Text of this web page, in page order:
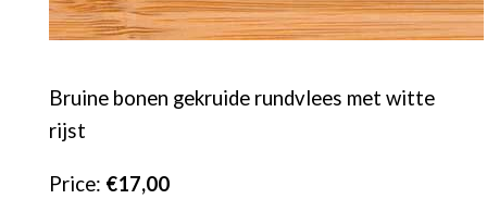
Bruine bonen gekruide rundvlees met witte
rijst
Price: €17,00